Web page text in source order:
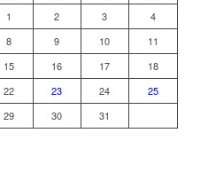
1 2 3
4
8 9 10
11
15 16 17
18
22 23 24
25
29 30 31